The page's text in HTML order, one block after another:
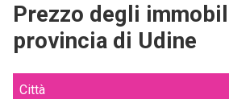
Prezzo degli
provincia di Udine
Città